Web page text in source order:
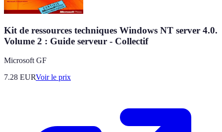
Kit de ressources techniques Windows NT server 4.0.
Volume 2 : Guide serveur - Collectif
Microsoft GF
7.28 EURVoir le prix